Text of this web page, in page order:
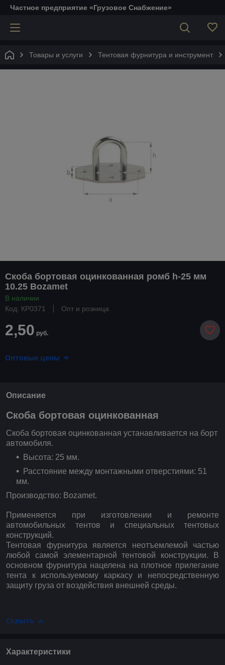
Частное предприятие «Грузовое Снабжение»
Товары и услуги Тентовая фурнитура и инструмент
Скоба бортовая оцинкованная ромб h-25 мм
10.25 Bozamet
В наличии
Код: КР0371
Опт и розница
2,50 руб.
Оптовые цены
Описание
Скоба бортовая оцинкованная
Скоба бортовая оцинкованная устанавливается на борт
автомобиля.
Высота: 25 мм.
Расстояние между монтажными отверстиями: 51
мм.
Производство: Bozamet.
Применяется при изготовлении и ремонте
автомобильных тентов и специальных тентовых
конструкций.
Тентовая фурнитура является неотъемлемой частью
любой самой элементарной тентовой конструкции. В
основном фурнитура нацелена на плотное прилегание
тента к используемому каркасу и непосредственную
защиту груза от воздействия внешней среды.
Скрыть
Характеристики